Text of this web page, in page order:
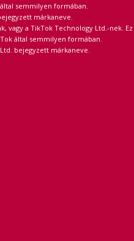
semmilyen formában.
márkaneve.
vagy a TikTok Technology Ltd.-nek. Ez
által semmilyen formában.
bejegyzett márkaneve.